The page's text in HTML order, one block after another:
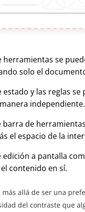
herramientas se
solo el
estado y las reglas se
independiente.
barra de
el espacio de la
edición a pantalla
contenido en sí.
más allá de ser una
del contraste que